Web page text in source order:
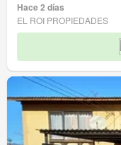
Hace 2 días
EL ROI PROPIEDADES